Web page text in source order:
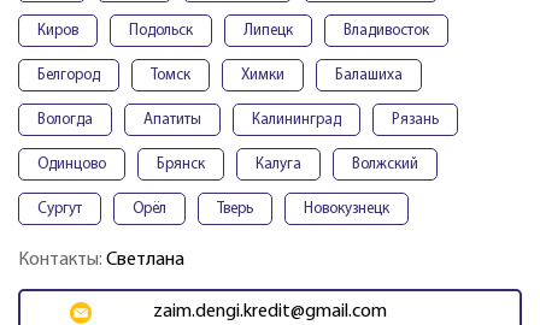
Киров Подольск Липецк Владивосток
Белгород Томск Химки Балашиха
Вологда Апатиты Калининград Рязань
Одинцово Брянск Калуга Волжский
Сургут Орёл Тверь Новокузнецк
Контакты: Светлана
zaim.dengi.kredit@gmail.com